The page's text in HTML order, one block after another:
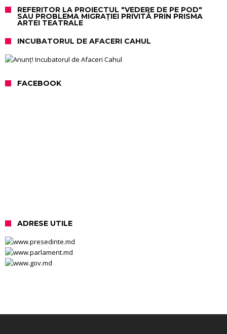
REFERITOR LA PROIECTUL "VEDERE DE PE POD"
SAU PROBLEMA MIGRAȚIEI PRIVITĂ PRIN PRISMA
ARTEI TEATRALE
INCUBATORUL DE AFACERI CAHUL
FACEBOOK
ADRESE UTILE